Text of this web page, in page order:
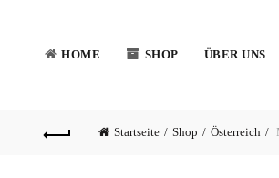
HOME SHOP ÜBER UNS
Startseite Shop Österreich